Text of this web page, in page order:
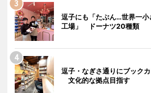
逗子にも「たぶん…世界一小
工場」 ドーナツ20種類
逗子・なぎさ通りにブックカ
文化的な拠点目指す